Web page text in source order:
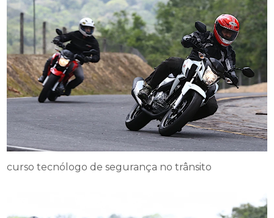
curso tecnólogo de segurança no trânsito